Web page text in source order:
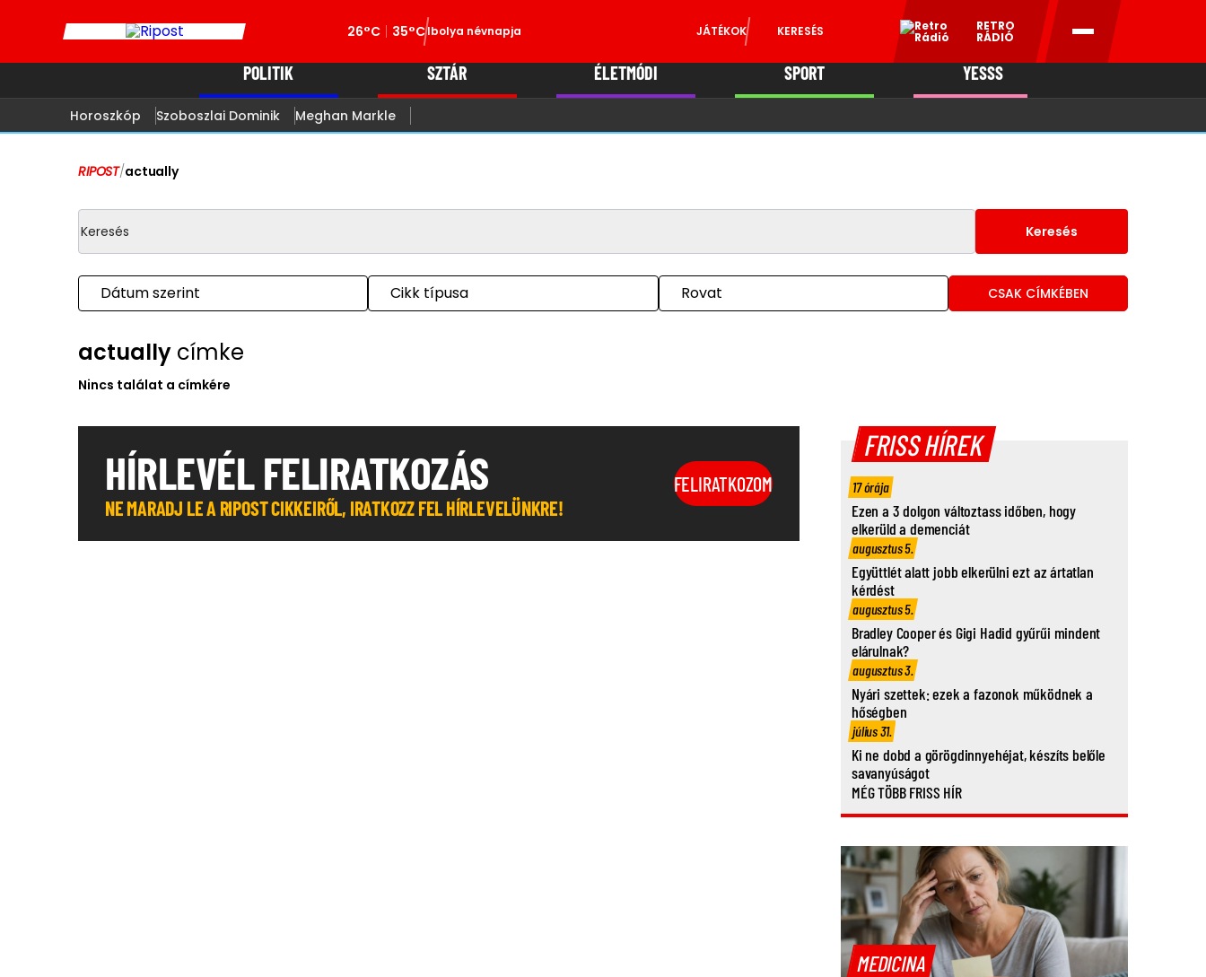
26°C 35°CIbolya névnapja JÁTÉKOK KERESÉS RETRO
RÁDIÓ
POLITIK SZTÁR ÉLETMÓDI SPORT YESSS
Horoszkóp Szoboszlai Dominik Meghan Markle
RIPOST/actually
Keresés
Dátum szerint Cikk típusa Rovat CSAK CÍMKÉBEN
actually címke
Nincs találat a címkére
HÍRLEVÉL FELIRATKOZÁS
NE MARADJ LE A RIPOST CIKKEIRŐL, IRATKOZZ FEL HÍRLEVELÜNKRE!
FELIRATKOZOM
FRISS HÍREK
17 órája
Ezen a 3 dolgon változtass időben, hogy
elkerüld a demenciát
augusztus 5.
Együttlét alatt jobb elkerülni ezt az ártatlan
kérdést
augusztus 5.
Bradley Cooper és Gigi Hadid gyűrűi mindent
elárulnak?
augusztus 3.
Nyári szettek: ezek a fazonok működnek a
hőségben
július 31.
Ki ne dobd a görögdinnyehéjat, készíts belőle
savanyúságot
MÉG TÖBB FRISS HÍR
MEDICINA